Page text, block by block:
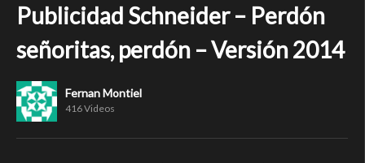
Publicidad Schneider – Perdón
señoritas, perdón – Versión 2014
Fernan Montiel
416 Videos